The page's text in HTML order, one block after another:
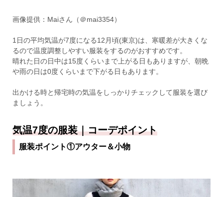
画像提供：Maiさん（＠mai3354）
1日の平均気温が7度になる12月頃(東京)は、寒暖差が大きくな
るので温度調整しやすい服装をするのがおすすめです。
晴れた日の日中は15度くらいまで上がる日もありますが、朝晩
や雨の日は0度くらいまで下がる日もあります。
出かける時と帰宅時の気温をしっかりチェックして服装を選び
ましょう。
気温7度の服装｜コーデポイント
服装ポイント①アウター＆小物